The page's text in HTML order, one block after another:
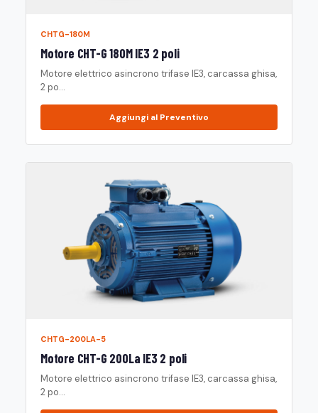
CHTG-180M
Motore CHT-G 180M IE3 2 poli
Motore elettrico asincrono trifase IE3, carcassa ghisa,
2 po...
Aggiungi al Preventivo
CHTG-200LA-5
Motore CHT-G 200La IE3 2 poli
Motore elettrico asincrono trifase IE3, carcassa ghisa,
2 po...